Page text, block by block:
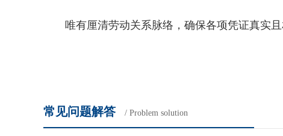
唯有厘清劳动关系脉络，确保各项凭证真实且
常见问题解答 / Problem solution